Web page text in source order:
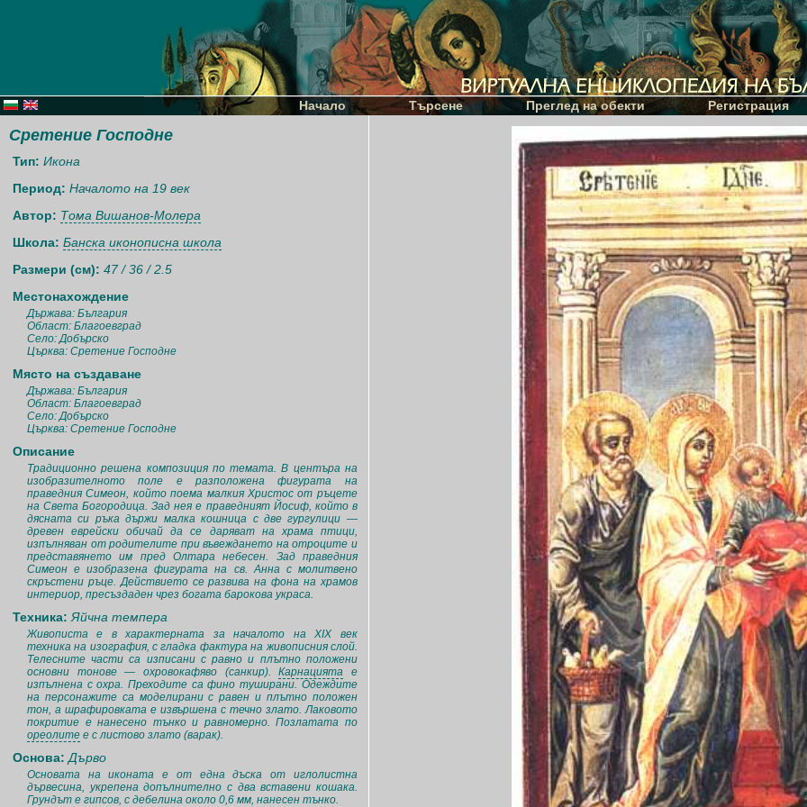
Начало Търсене Преглед на обекти Регистрация
Сретение Господне
Тип: Икона
Период: Началото на 19 век
Автор: Тома Вишанов-Молера
Школа: Банска иконописна школа
Размери (см): 47 / 36 / 2.5
Местонахождение
Държава: България
Област: Благоевград
Село: Добърско
Църква: Сретение Господне
Място на създаване
Държава: България
Област: Благоевград
Село: Добърско
Църква: Сретение Господне
Описание
Традиционно решена композиция по темата. В центъра на
изобразителното поле е разположена фигурата на
праведния Симеон, който поема малкия Христос от ръцете
на Света Богородица. Зад нея е праведният Йосиф, който в
дясната си ръка държи малка кошница с две гургулици —
древен еврейски обичай да се даряват на храма птици,
изпълняван от родителите при въвеждането на отроците и
представянето им пред Олтара небесен. Зад праведния
Симеон е изобразена фигурата на св. Анна с молитвено
скръстени ръце. Действието се развива на фона на храмов
интериор, пресъздаден чрез богата барокова украса.
Техника: Яйчна темпера
Живописта е в характерната за началото на XIX век
техника на изография, с гладка фактура на живописния слой.
Телесните части са изписани с равно и плътно положени
основни тонове — охровокафяво (санкир).Карнацията е
изпълнена с охра. Преходите са фино туширани. Одеждите
на персонажите са моделирани с равен и плътно положен
тон, а шрафировката е извършена с течно злато. Лаковото
покритие е нанесено тънко и равномерно. Позлатата по
ореолите е с листово злато (варак).
Основа: Дърво
Основата на иконата е от една дъска от иглолистна
дървесина, укрепена допълнително с два вставени кошака.
Грундът е гипсов, с дебелина около 0,6 мм, нанесен тънко.